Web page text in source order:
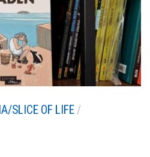
SLICE OF LIFE /